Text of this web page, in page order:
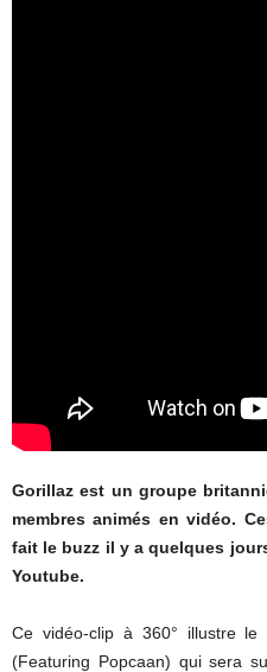
Gorillaz est un groupe
membres animés en vidéo.
fait le buzz il y a quelques
Youtube.
Ce vidéo-clip à 360° illustre le
(Featuring Popcaan) qui sera